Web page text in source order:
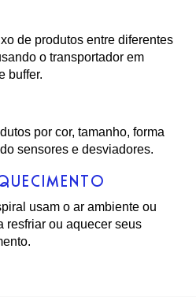
de produtos entre diferentes
o transportador em
buffer.
por cor, tamanho, forma
sensores e desviadores.
usam o ar ambiente ou
resfriar ou aquecer seus